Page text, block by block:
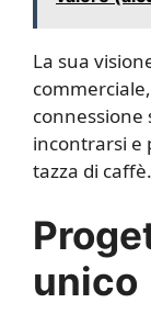
La sua
connessione
incontrarsi e
tazza di caffè.
unico